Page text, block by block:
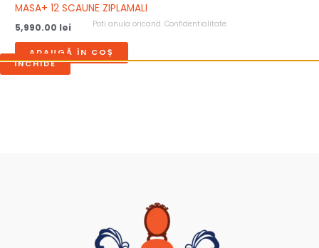
MASA+ 12 SCAUNE ZIPLAMALI
5,990.00 lei
ADAUGĂ ÎN COȘ
Poti anula oricand. Confidentialitate
INCHIDE